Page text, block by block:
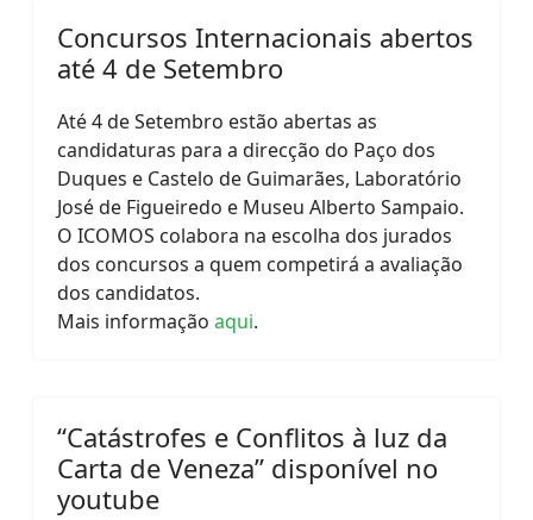
Concursos Internacionais abertos
até 4 de Setembro
Até 4 de Setembro estão abertas as
candidaturas para a direcção do Paço dos
Duques e Castelo de Guimarães, Laboratório
José de Figueiredo e Museu Alberto Sampaio.
O ICOMOS colabora na escolha dos jurados
dos concursos a quem competirá a avaliação
dos candidatos.
Mais informação aqui.
“Catástrofes e Conflitos à luz da
Carta de Veneza” disponível no
youtube